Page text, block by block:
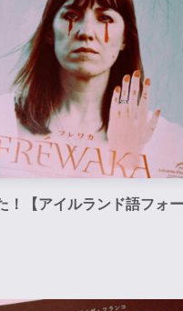
！【アイルランド語フォ